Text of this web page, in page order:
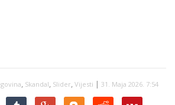
, Skandal, Slider, Vijesti | 31. Maja 2026. 7:54